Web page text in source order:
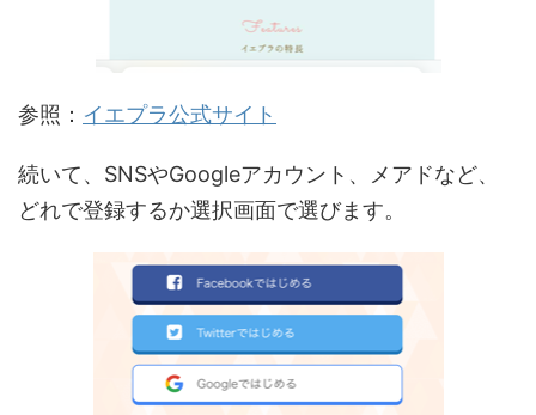
参照： イエプラ公式サイト
続いて、SNSやGoogleアカウント、メアドなど、
どれで登録するか選択画面で選びます。